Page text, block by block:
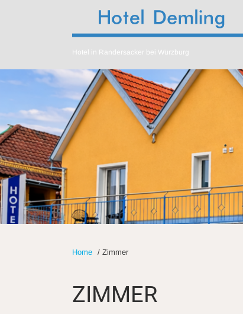
Hotel in Randersacker bei Würzburg
Home / Zimmer
ZIMMER